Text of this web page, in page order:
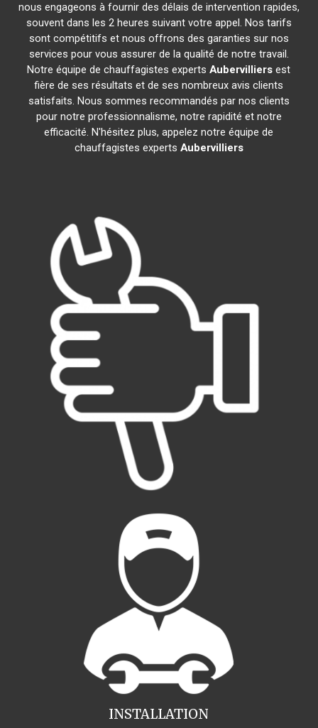
nous engageons à fournir des délais de intervention rapides,
souvent dans les 2 heures suivant votre appel. Nos tarifs
sont compétitifs et nous offrons des garanties sur nos
services pour vous assurer de la qualité de notre travail.
Notre équipe de chauffagistes expertsAubervilliers est
fière de ses résultats et de ses nombreux avis clients
satisfaits. Nous sommes recommandés par nos clients
pour notre professionnalisme, notre rapidité et notre
efficacité. N'hésitez plus, appelez notre équipe de
chauffagistes experts Aubervilliers
INSTALLATION